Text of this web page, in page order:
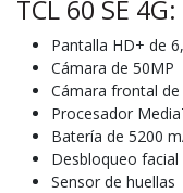
TCL 60 SE 4G:
Pantalla HD+ de
Cámara de 50MP
Cámara frontal de
Procesador
Batería de 5200
Desbloqueo facial
Sensor de huellas